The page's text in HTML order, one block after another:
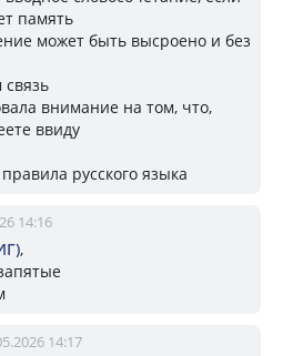
память
может быть высроено и без
связь
внимание на том, что,
ввиду
русского языка
14:16
,
14:17